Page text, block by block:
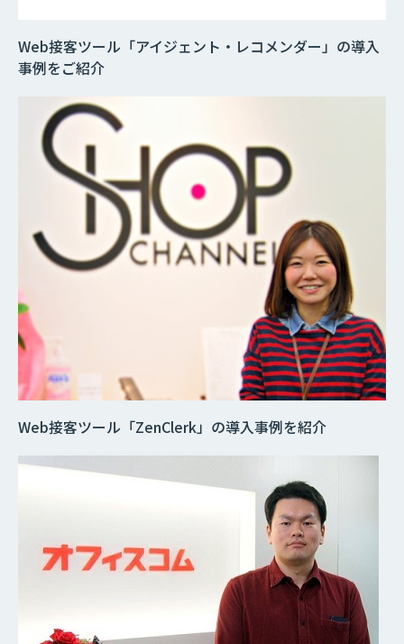
Web接客ツール「ZenClerk」の導入事例を紹介
Web接客ツール「アイジェント・レコメンダー」の導入
事例をご紹介